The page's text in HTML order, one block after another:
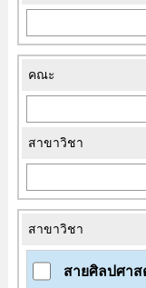
คณะ
สาขาวิชา
สาขาวิชา
สายศิลปศาส